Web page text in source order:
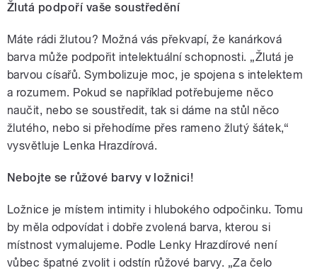
Žlutá podpoří vaše soustředění
Máte rádi žlutou? Možná vás překvapí, že kanárková
barva může podpořit intelektuální schopnosti. „Žlutá je
barvou císařů. Symbolizuje moc, je spojena s intelektem
a rozumem. Pokud se například potřebujeme něco
naučit, nebo se soustředit, tak si dáme na stůl něco
žlutého, nebo si přehodíme přes rameno žlutý šátek,“
vysvětluje Lenka Hrazdírová.
Nebojte se růžové barvy v ložnici!
Ložnice je místem intimity i hlubokého odpočinku. Tomu
by měla odpovídat i dobře zvolená barva, kterou si
místnost vymalujeme. Podle Lenky Hrazdírové není
vůbec špatné zvolit i odstín růžové barvy. „Za čelo